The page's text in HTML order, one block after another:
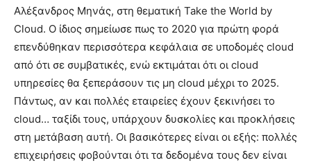
Αλέξανδρος Μηνάς, στη θεματική Take the World by
Cloud. Ο ίδιος σημείωσε πως το 2020 για πρώτη φορά
επενδύθηκαν περισσότερα κεφάλαια σε υποδομές cloud
από ότι σε συμβατικές, ενώ εκτιμάται ότι οι cloud
υπηρεσίες θα ξεπεράσουν τις μη cloud μέχρι το 2025.
Πάντως, αν και πολλές εταιρείες έχουν ξεκινήσει το
cloud… ταξίδι τους, υπάρχουν δυσκολίες και προκλήσεις
στη μετάβαση αυτή. Οι βασικότερες είναι οι εξής: πολλές
επιχειρήσεις φοβούνται ότι τα δεδομένα τους δεν είναι